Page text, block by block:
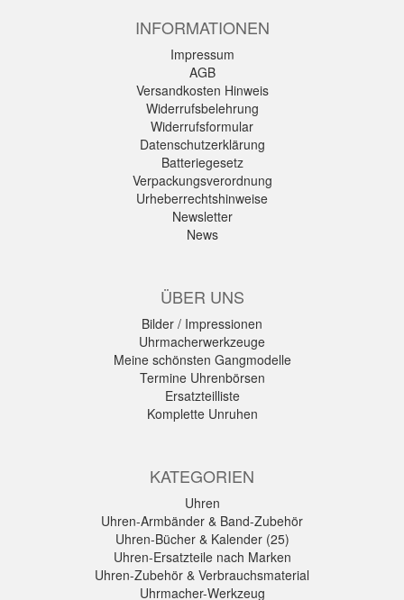
INFORMATIONEN
Impressum
AGB
Versandkosten Hinweis
Widerrufsbelehrung
Widerrufsformular
Datenschutzerklärung
Batteriegesetz
Verpackungsverordnung
Urheberrechtshinweise
Newsletter
News
ÜBER UNS
Bilder / Impressionen
Uhrmacherwerkzeuge
Meine schönsten Gangmodelle
Termine Uhrenbörsen
Ersatzteilliste
Komplette Unruhen
KATEGORIEN
Uhren
Uhren-Armbänder & Band-Zubehör
Uhren-Bücher & Kalender (25)
Uhren-Ersatzteile nach Marken
Uhren-Zubehör & Verbrauchsmaterial
Uhrmacher-Werkzeug